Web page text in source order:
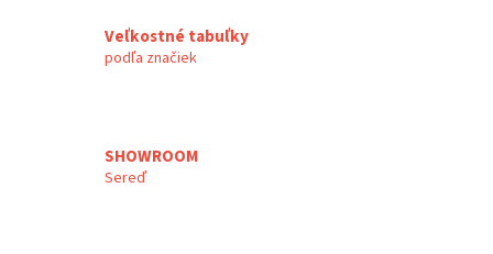
Veľkostné tabuľky
podľa značiek
SHOWROOM
Sereď